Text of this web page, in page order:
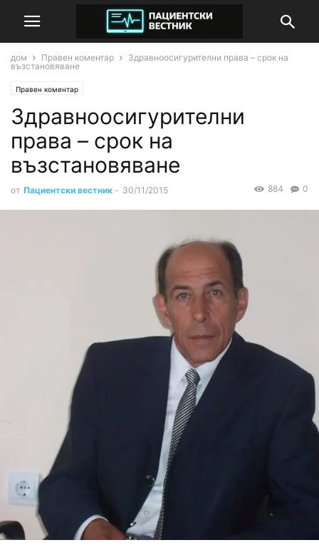
дом Правен коментар
Здравноосигурителни права – срок на
възстановяване
Правен коментар
Здравноосигурителни
права – срок на
възстановяване
от Пациентски вестник - 30/11/2015 0
884